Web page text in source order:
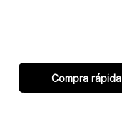
Compra rápida